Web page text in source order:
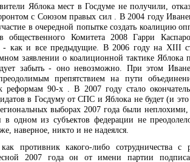
Яблока мест в Госдуме не получили,
с Союзом правых сил . В 2004 году
в очередной попытке создать коалицию
общественного Комитета 2008 Гарри
- как и все предыдущие. В 2006 году на XIII
заявлении о коалиционной тактике Яблока
забыть - оно невозможно. При этом
препятствием на пути
реформам 90-х . В 2007 году стало
в Госдуму от СПС и Яблока не будет (и
выборах 2007 года были
в одном из субъектов федерации не
наверное, никто и не надеялся.
противник какого-либо сотрудничества с
2007 года он от имени партии